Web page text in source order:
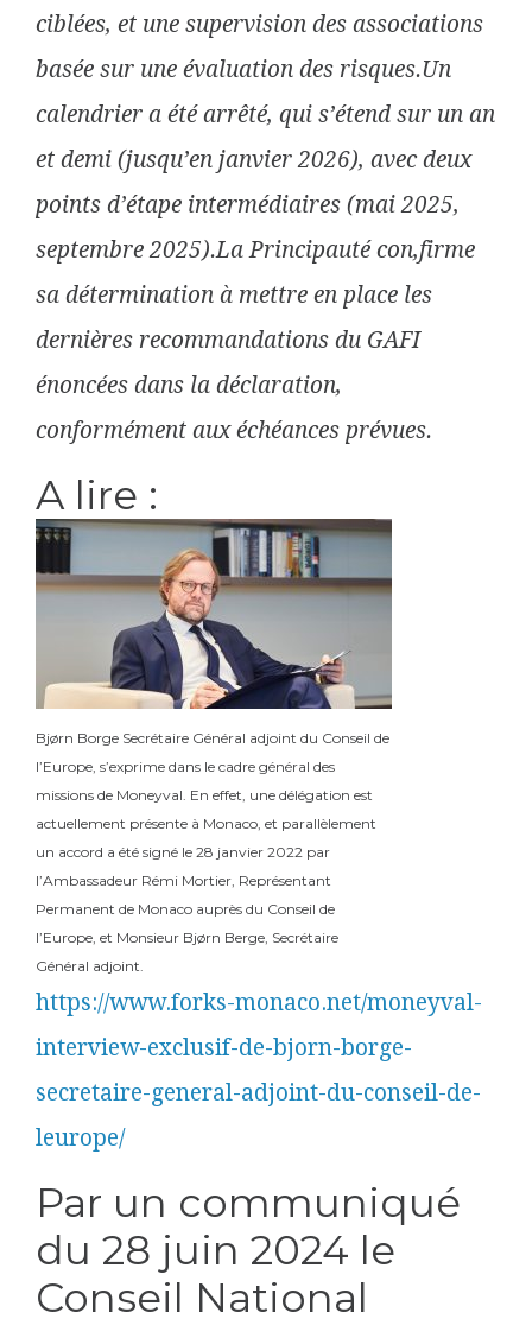
ciblées, et une supervision des associations
basée sur une évaluation des risques.Un
calendrier a été arrêté, qui s’étend sur un an
et demi (jusqu’en janvier 2026), avec deux
points d’étape intermédiaires (mai 2025,
septembre 2025).La Principauté con,firme
sa détermination à mettre en place les
dernières recommandations du GAFI
énoncées dans la déclaration,
conformément aux échéances prévues.
A lire :
Bjørn Borge Secrétaire Général adjoint du Conseil de
l’Europe, s’exprime dans le cadre général des
missions de Moneyval. En effet, une délégation est
actuellement présente à Monaco, et parallèlement
un accord a été signé le 28 janvier 2022 par
l’Ambassadeur Rémi Mortier, Représentant
Permanent de Monaco auprès du Conseil de
l’Europe, et Monsieur Bjørn Berge, Secrétaire
Général adjoint.
https://www.forks-monaco.net/moneyval-
interview-exclusif-de-bjorn-borge-
secretaire-general-adjoint-du-conseil-de-
leurope/
Par un communiqué
du 28 juin 2024 le
Conseil National